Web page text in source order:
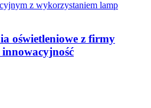
oświetleniowe z firmy